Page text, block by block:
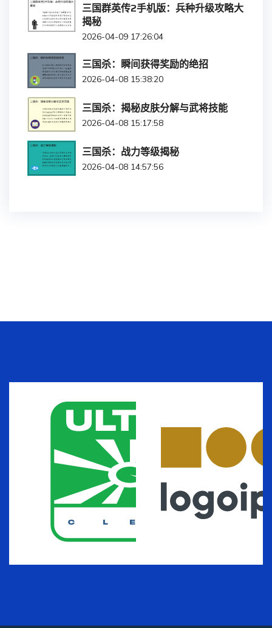
三国群英传2手机版：兵种升级攻略大
揭秘
2026-04-09 17:26:04
三国杀：瞬间获得奖励的绝招
2026-04-08 15:38:20
三国杀：揭秘皮肤分解与武将技能
2026-04-08 15:17:58
三国杀：战力等级揭秘
2026-04-08 14:57:56